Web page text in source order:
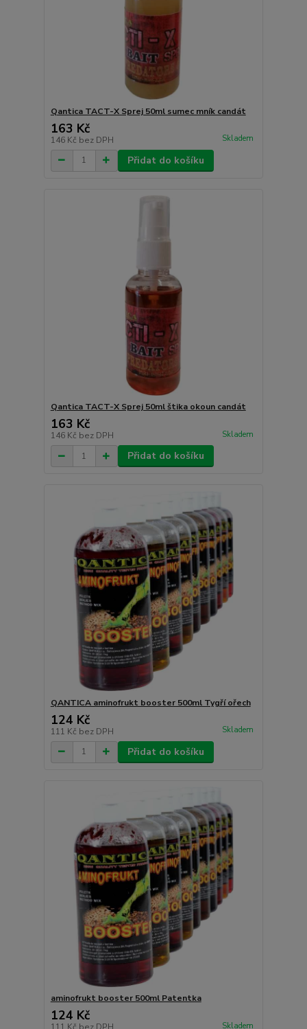
Qantica TACT-X Sprej 50ml sumec mník candát
163 Kč
146 Kč bez DPH Skladem
Přidat do košíku
Qantica TACT-X Sprej 50ml štika okoun candát
163 Kč
146 Kč bez DPH Skladem
Přidat do košíku
QANTICA aminofrukt booster 500ml Tygří ořech
124 Kč
111 Kč bez DPH Skladem
Přidat do košíku
aminofrukt booster 500ml Patentka
124 Kč
Skladem